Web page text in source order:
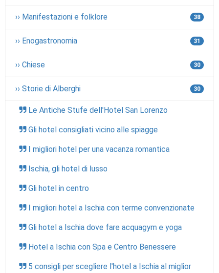
›› Manifestazioni e folklore 38
›› Enogastronomia 31
›› Chiese 30
›› Storie di Alberghi 30
Le Antiche Stufe dell'Hotel San Lorenzo
Gli hotel consigliati vicino alle spiagge
I migliori hotel per una vacanza romantica
Ischia, gli hotel di lusso
Gli hotel in centro
I migliori hotel a Ischia con terme convenzionate
Gli hotel a Ischia dove fare acquagym e yoga
Hotel a Ischia con Spa e Centro Benessere
5 consigli per scegliere l'hotel a Ischia al miglior